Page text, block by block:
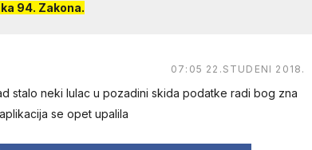
94. Zakona.
07:05 22.STUDENI 2018.
stalo neki lulac u pozadini skida podatke radi bog zna
se opet upalila